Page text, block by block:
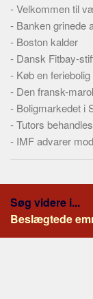
Webstedet
Forhistorien
Redigering
Tekstannoncer
Bannere
Hjælp
-Velkommen til
- Banken grinede
- Boston kalder
- Dansk Fitbay-
- Køb en
- Den fransk-
- Boligmarkedet i
-Tutors
- IMF advarer
Søg videre i...
Beslægtede